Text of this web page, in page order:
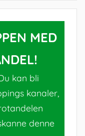
MED
kan bli
kanaler,
denne